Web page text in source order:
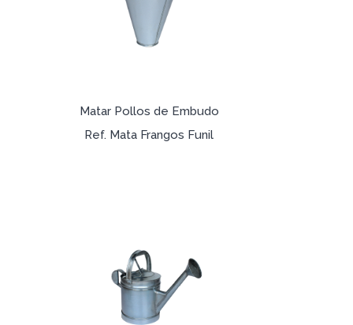
Matar Pollos de Embudo
Ref. Mata Frangos Funil